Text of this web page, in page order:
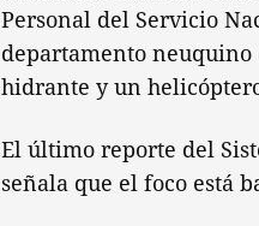
Personal del Servicio
departamento neuquino
hidrante y un
El último reporte del
señala que el foco está